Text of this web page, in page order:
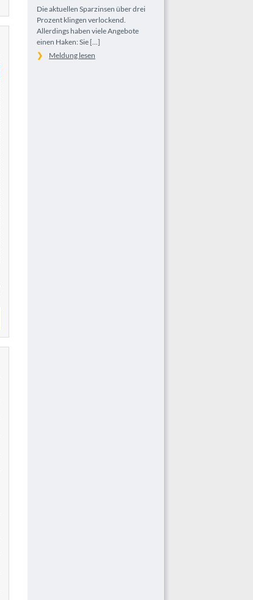
Die aktuellen Sparzinsen über drei
Prozent klingen verlockend.
Allerdings haben viele Angebote
einen Haken: Sie [...]
Meldung lesen